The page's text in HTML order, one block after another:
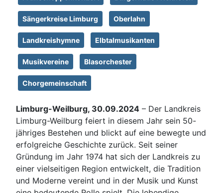
Sängerkreise Limburg Oberlahn
Landkreishymne Elbtalmusikanten
Musikvereine Blasorchester
Chorgemeinschaft
Limburg-Weilburg, 30.09.2024 – Der Landkreis
Limburg-Weilburg feiert in diesem Jahr sein 50-
jähriges Bestehen und blickt auf eine bewegte und
erfolgreiche Geschichte zurück. Seit seiner
Gründung im Jahr 1974 hat sich der Landkreis zu
einer vielseitigen Region entwickelt, die Tradition
und Moderne vereint und in der Musik und Kunst